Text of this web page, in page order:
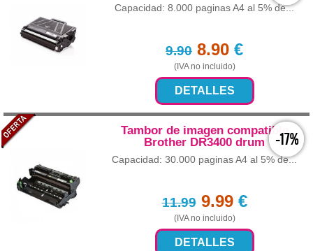
Capacidad: 8.000 paginas A4 al 5% de...
9.90 8.90 €
(IVA no incluido)
DETALLES
-17%
Tambor de imagen compatible
Brother DR3400 drum
Capacidad: 30.000 paginas A4 al 5% de...
11.99 9.99€
(IVA no incluido)
DETALLES